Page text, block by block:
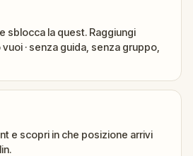
sblocca la quest. Raggiungi
· senza guida, senza gruppo,
e scopri in che posizione arrivi